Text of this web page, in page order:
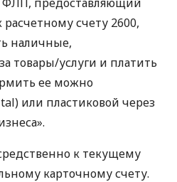
счету 2600,
наличные,
товары/услуги и платить
ее можно
или пластиковой через
к текущему
карточному счету.